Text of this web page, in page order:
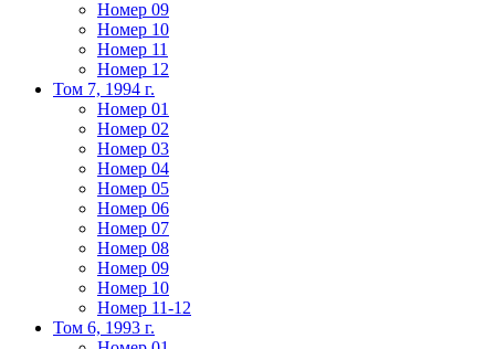
Номер 09
Номер 10
Номер 11
Номер 12
Том 7, 1994 г.
Номер 01
Номер 02
Номер 03
Номер 04
Номер 05
Номер 06
Номер 07
Номер 08
Номер 09
Номер 10
Номер 11-12
Том 6, 1993 г.